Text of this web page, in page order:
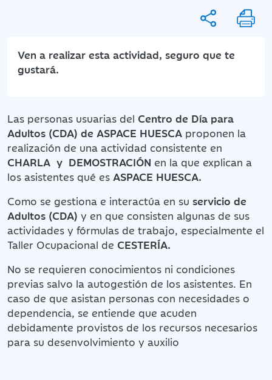
Ven a realizar esta actividad, seguro que te
gustará.
Las personas usuarias del Centro de Día para
Adultos (CDA) de ASPACE HUESCA proponen la
realización de una actividad consistente en
CHARLA y DEMOSTRACIÓN en la que explican a
los asistentes qué es ASPACE HUESCA.
Como se gestiona e interactúa en su servicio de
Adultos (CDA) y en que consisten algunas de sus
actividades y fórmulas de trabajo, especialmente el
Taller Ocupacional de CESTERÍA.
No se requieren conocimientos ni condiciones
previas salvo la autogestión de los asistentes. En
caso de que asistan personas con necesidades o
dependencia, se entiende que acuden
debidamente provistos de los recursos necesarios
para su desenvolvimiento y auxilio